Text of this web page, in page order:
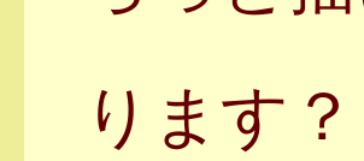
ります